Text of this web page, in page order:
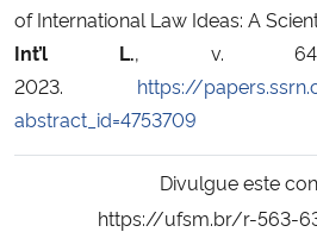
of International Law Ideas: A
Int’l L., v.
2023. https://
abstract_id=4753709
Divulgue este
https://ufsm.br/r-563-